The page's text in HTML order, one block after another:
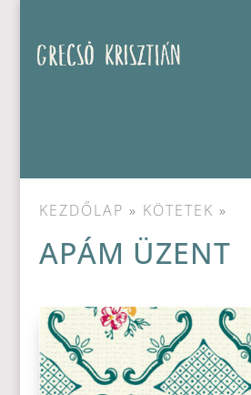
KEZDŐLAP » KÖTETEK »
APÁM ÜZENT